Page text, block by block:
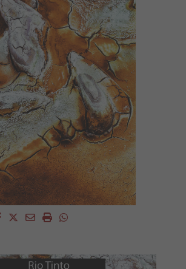
Facebook
Twitter
EmailImprimirWhatsapp